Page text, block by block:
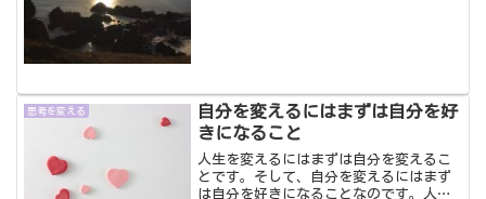
思考を変える
自分を変えるにはまずは自分を好
きになること
人生を変えるにはまずは自分を変えるこ
とです。そして、自分を変えるにはまず
は自分を好きになることなのです。人生